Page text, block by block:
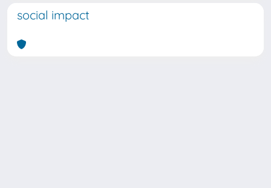
social impact